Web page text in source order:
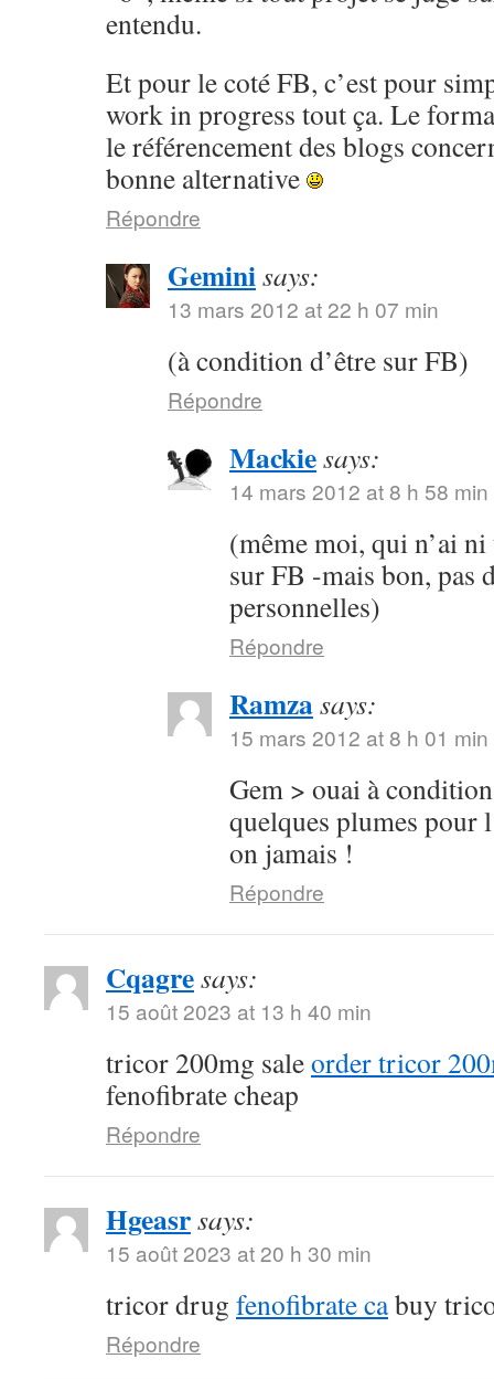
entendu.
Et pour le coté FB, c’est pour
work in progress tout ça. Le
le référencement des blogs
bonne alternative
Répondre
Geminisays:
13 mars 2012 at 22 h 07 min
(à condition d’être sur FB)
Répondre
Mackiesays:
14 mars 2012 at 8 h 58 min
(même moi, qui n’ai
sur FB -mais bon, pas
personnelles)
Répondre
Ramzasays:
15 mars 2012 at 8 h 01 min
Gem > ouai à
quelques plumes pour
on jamais !
Répondre
Cqagresays:
15 août 2023 at 13 h 40 min
tricor 200mg saleorder tricor
fenofibrate cheap
Répondre
Hgeasrsays:
15 août 2023 at 20 h 30 min
tricor drug fenofibrate cabuy
Répondre